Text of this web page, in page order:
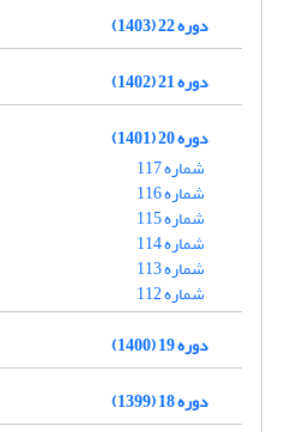
دوره 22 (1403)
دوره 21 (1402)
دوره 20 (1401)
شماره 117
شماره 116
شماره 115
شماره 114
شماره 113
شماره 112
دوره 19 (1400)
دوره 18 (1399)